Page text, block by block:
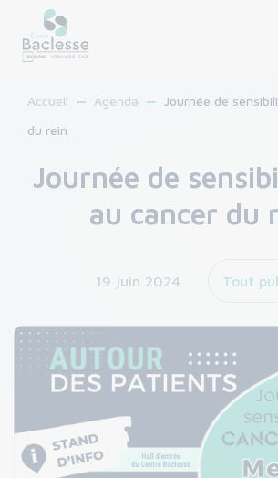
Accueil Agenda
Journée de
du rein
Journée de
au cancer du
19 juin 2024 Tout